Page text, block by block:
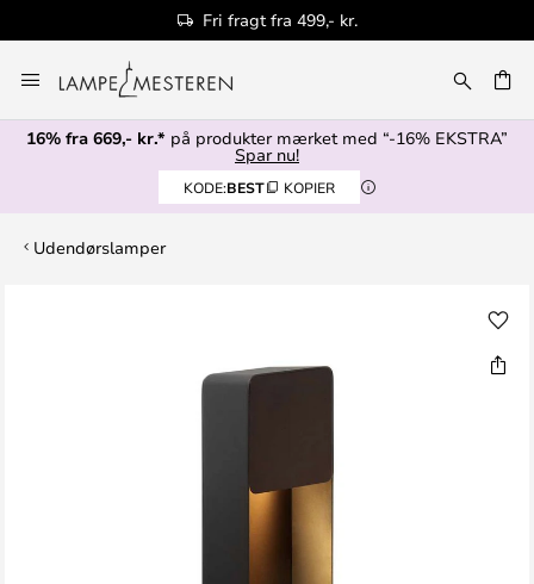
Fri fragt fra 499,- kr.
to
Content
16% fra 669,- kr.* på produkter mærket med “-16% EKSTRA”
Spar nu!
KODE:BEST KOPIER
Udendørslamper